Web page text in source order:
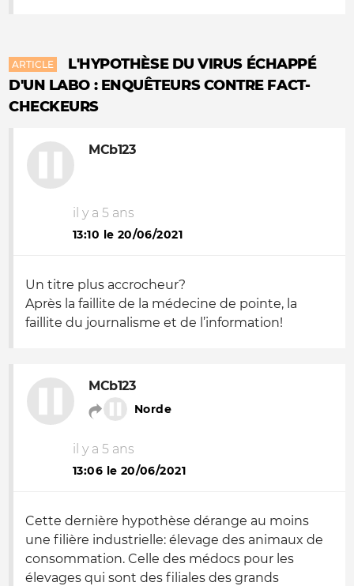
ARTICLE
L'HYPOTHÈSE DU VIRUS ÉCHAPPÉ
D'UN LABO : ENQUÊTEURS CONTRE FACT-
CHECKEURS
MCb123
il y a 5 ans
13:10 le 20/06/2021
Un titre plus accrocheur?
Après la faillite de la médecine de pointe, la
faillite du journalisme et de l’information!
MCb123
Norde
il y a 5 ans
13:06 le 20/06/2021
Cette dernière hypothèse dérange au moins
une filière industrielle: élevage des animaux de
consommation. Celle des médocs pour les
élevages qui sont des filiales des grands